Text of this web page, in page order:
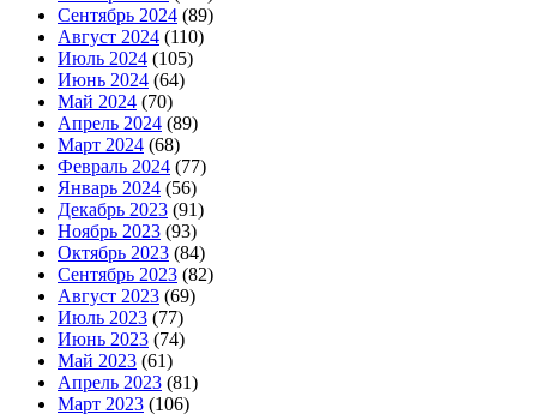
Сентябрь 2024 (89)
Август 2024 (110)
Июль 2024 (105)
Июнь 2024 (64)
Май 2024 (70)
Апрель 2024 (89)
Март 2024 (68)
Февраль 2024 (77)
Январь 2024 (56)
Декабрь 2023 (91)
Ноябрь 2023 (93)
Октябрь 2023 (84)
Сентябрь 2023 (82)
Август 2023 (69)
Июль 2023 (77)
Июнь 2023 (74)
Май 2023 (61)
Апрель 2023 (81)
Март 2023 (106)